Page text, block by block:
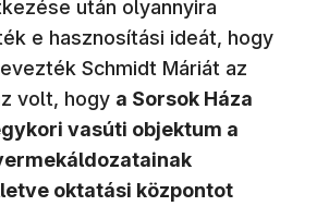
után olyannyira
e hasznosítási ideát, hogy
Schmidt Máriát az
volt, hogy a Sorsok Háza
vasúti objektum a
oktatási központot